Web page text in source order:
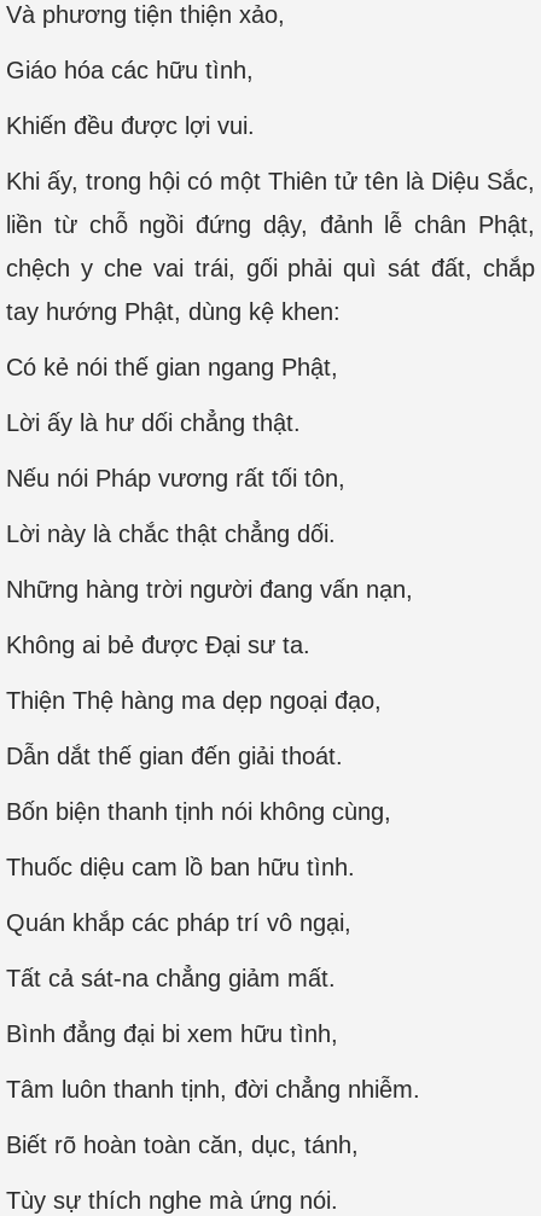
Và phương tiện thiện xảo,
Giáo hóa các hữu tình,
Khiến đều được lợi vui.
Khi ấy, trong hội có một Thiên tử tên là Diệu Sắc,
liền từ chỗ ngồi đứng dậy, đảnh lễ chân Phật,
chệch y che vai trái, gối phải quì sát đất, chắp
tay hướng Phật, dùng kệ khen:
Có kẻ nói thế gian ngang Phật,
Lời ấy là hư dối chẳng thật.
Nếu nói Pháp vương rất tối tôn,
Lời này là chắc thật chẳng dối.
Những hàng trời người đang vấn nạn,
Không ai bẻ được Đại sư ta.
Thiện Thệ hàng ma dẹp ngoại đạo,
Dẫn dắt thế gian đến giải thoát.
Bốn biện thanh tịnh nói không cùng,
Thuốc diệu cam lồ ban hữu tình.
Quán khắp các pháp trí vô ngại,
Tất cả sát-na chẳng giảm mất.
Bình đẳng đại bi xem hữu tình,
Tâm luôn thanh tịnh, đời chẳng nhiễm.
Biết rõ hoàn toàn căn, dục, tánh,
Tùy sự thích nghe mà ứng nói.